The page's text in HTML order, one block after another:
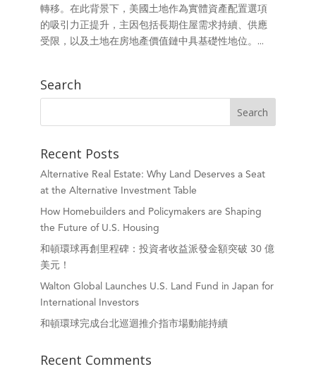
轉移。在此背景下，美國土地作為實體資產配置選項
的吸引力正提升，主因包括長期住屋需求持續、供應
受限，以及土地在房地產價值鏈中具基礎性地位。...
Search
Recent Posts
Alternative Real Estate: Why Land Deserves a Seat
at the Alternative Investment Table
How Homebuilders and Policymakers are Shaping
the Future of U.S. Housing
和頓環球再創里程碑：投資者收益派發金額突破 30 億
美元！
Walton Global Launches U.S. Land Fund in Japan for
International Investors
和頓環球完成台北巡迴推介指市場動能持續
Recent Comments